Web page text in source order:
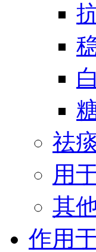
祛
用
其
作用